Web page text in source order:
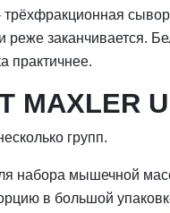
реже заканчивается.
практичнее.
групп.
набора мышечной
в большой